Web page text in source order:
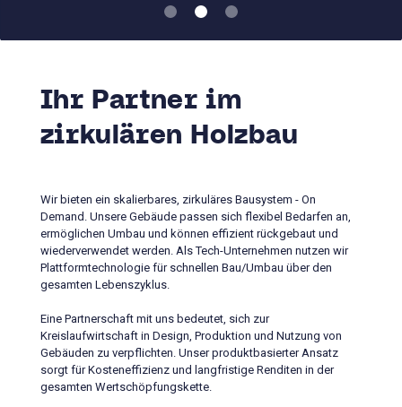
Ihr Partner im
zirkulären Holzbau
Wir bieten ein skalierbares, zirkuläres Bausystem - On
Demand. Unsere Gebäude passen sich flexibel Bedarfen an,
ermöglichen Umbau und können effizient rückgebaut und
wiederverwendet werden. Als Tech-Unternehmen nutzen wir
Plattformtechnologie für schnellen Bau/Umbau über den
gesamten Lebenszyklus.
Eine Partnerschaft mit uns bedeutet, sich zur
Kreislaufwirtschaft in Design, Produktion und Nutzung von
Gebäuden zu verpflichten. Unser produktbasierter Ansatz
sorgt für Kosteneffizienz und langfristige Renditen in der
gesamten Wertschöpfungskette.